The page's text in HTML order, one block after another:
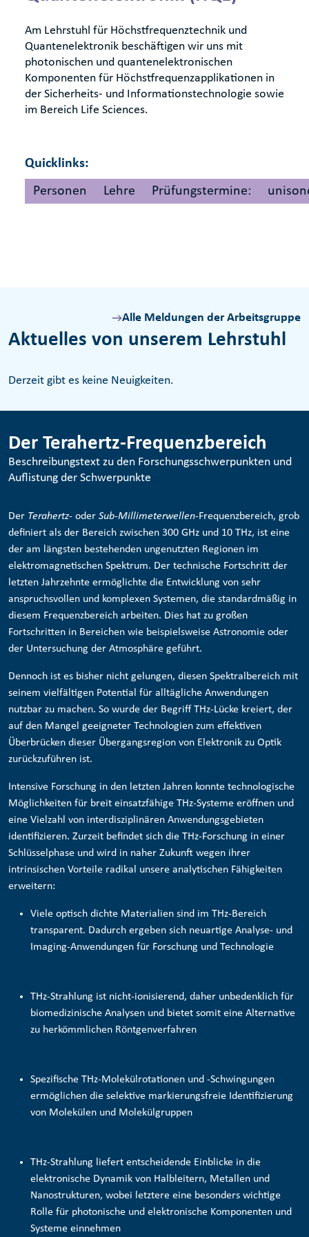
Am Lehrstuhl für Höchstfrequenztechnik und
Quantenelektronik beschäftigen wir uns mit
photonischen und quantenelektronischen
Komponenten für Höchstfrequenzapplikationen in
der Sicherheits- und Informationstechnologie sowie
im Bereich Life Sciences.
Quicklinks:
Personen
Lehre Prüfungstermine:
Aktuelles von unserem Lehrstuhl
Alle Meldungen der Arbeitsgruppe
Derzeit gibt es keine Neuigkeiten.
Der Terahertz-Frequenzbereich
Beschreibungstext zu den Forschungsschwerpunkten und
Auflistung der Schwerpunkte
Der Terahertz- oder Sub-Millimeterwellen-Frequenzbereich, grob
definiert als der Bereich zwischen 300 GHz und 10 THz, ist eine
der am längsten bestehenden ungenutzten Regionen im
elektromagnetischen Spektrum. Der technische Fortschritt der
letzten Jahrzehnte ermöglichte die Entwicklung von sehr
anspruchsvollen und komplexen Systemen, die standardmäßig in
diesem Frequenzbereich arbeiten. Dies hat zu großen
Fortschritten in Bereichen wie beispielsweise Astronomie oder
der Untersuchung der Atmosphäre geführt.
Dennoch ist es bisher nicht gelungen, diesen Spektralbereich mit
seinem vielfältigen Potential für alltägliche Anwendungen
nutzbar zu machen. So wurde der Begriff THz-Lücke kreiert, der
auf den Mangel geeigneter Technologien zum effektiven
Überbrücken dieser Übergangsregion von Elektronik zu Optik
zurückzuführen ist.
Intensive Forschung in den letzten Jahren konnte technologische
Möglichkeiten für breit einsatzfähige THz-Systeme eröffnen und
eine Vielzahl von interdisziplinären Anwendungsgebieten
identifizieren. Zurzeit befindet sich die THz-Forschung in einer
Schlüsselphase und wird in naher Zukunft wegen ihrer
intrinsischen Vorteile radikal unsere analytischen Fähigkeiten
erweitern:
Viele optisch dichte Materialien sind im THz-Bereich
transparent. Dadurch ergeben sich neuartige Analyse- und
Imaging-Anwendungen für Forschung und Technologie
THz-Strahlung ist nicht-ionisierend, daher unbedenklich für
biomedizinische Analysen und bietet somit eine Alternative
zu herkömmlichen Röntgenverfahren
Spezifische THz-Molekülrotationen und -Schwingungen
ermöglichen die selektive markierungsfreie Identifizierung
von Molekülen und Molekülgruppen
THz-Strahlung liefert entscheidende Einblicke in die
elektronische Dynamik von Halbleitern, Metallen und
Nanostrukturen, wobei letztere eine besonders wichtige
Rolle für photonische und elektronische Komponenten und
Systeme einnehmen